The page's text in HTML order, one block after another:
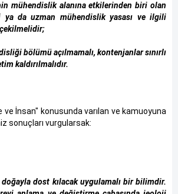
mühendislik alanına etkilerinden biri olan
da uzman mühendislik yasası ve ilgili
bölümü açılmamalı, kontenjanlar sınırlı
kaldırılmalıdır.
ve İnsan" konusunda varılan ve kamuoyuna
sonuçları vurgularsak:
dost kılacak uygulamalı bir bilimdir.